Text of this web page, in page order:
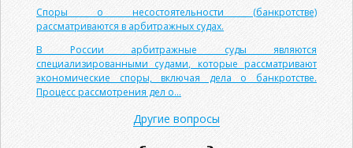
Споры о несостоятельности (банкротстве)
рассматриваются в арбитражных судах.
В России арбитражные суды являются
специализированными судами, которые рассматривают
экономические споры, включая дела о банкротстве.
Процесс рассмотрения дел о...
Другие вопросы